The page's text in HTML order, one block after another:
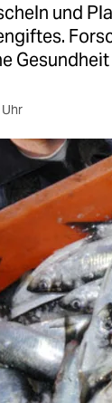
und
Uhr